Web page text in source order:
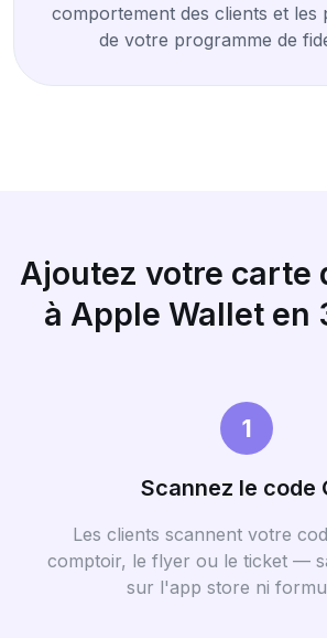
comportement des clients et les
de votre programme de
Ajoutez votre carte
à Apple Wallet en
1
Scannez le code
Les clients scannent votre
comptoir, le flyer ou le ticket —
sur l'app store ni